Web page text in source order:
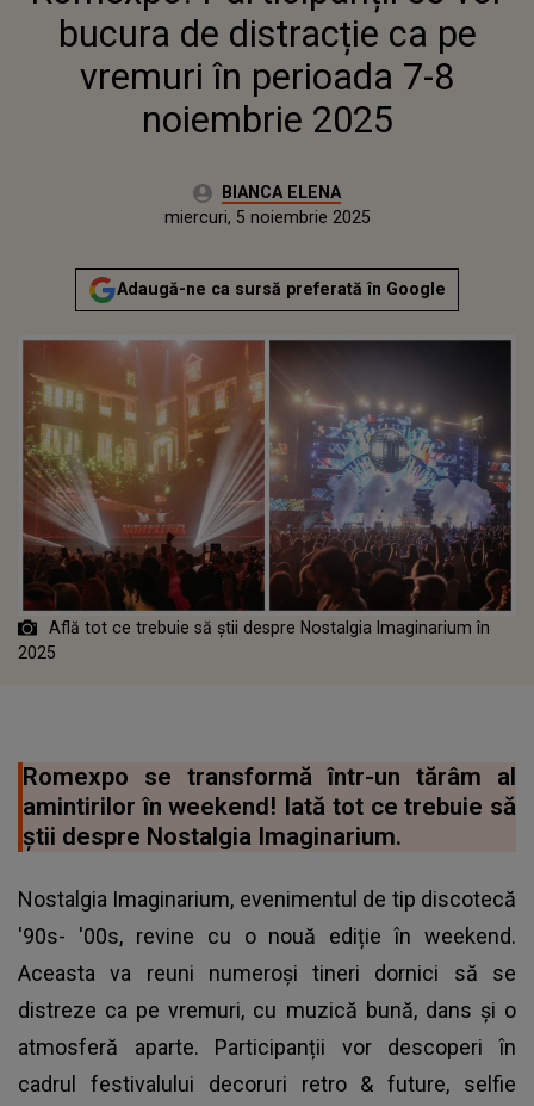
bucura de distracție ca pe
vremuri în perioada 7-8
noiembrie 2025
Autor:BIANCA ELENA
miercuri, 5 noiembrie 2025
Actualizat:
miercuri, 5 noiembrie 2025
Adaugă-ne ca sursă preferată în Google
Află tot ce trebuie să știi despre Nostalgia Imaginarium în
2025
Romexpo se transformă într-un tărâm al
amintirilor în weekend! Iată tot ce trebuie să
știi despre Nostalgia Imaginarium.
️Nostalgia Imaginarium, evenimentul de tip discotecă
'90s- '00s, revine cu o nouă ediție în weekend.
Aceasta va reuni numeroși tineri dornici să se
distreze ca pe vremuri, cu muzică bună, dans și o
atmosferă aparte. Participanții vor descoperi în
cadrul festivalului decoruri retro & future, selfie